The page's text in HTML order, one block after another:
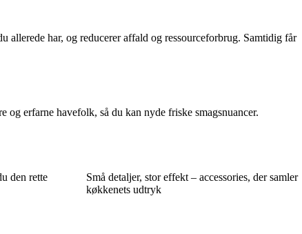
allerede har, og reducerer affald og ressourceforbrug. Samtidig får
erfarne havefolk, så du kan nyde friske smagsnuancer.
den rette
Små detaljer, stor effekt – accessories, der samler
køkkenets udtryk